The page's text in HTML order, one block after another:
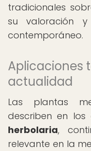
tradicionales
su valoración
contemporáneo.
Aplicaciones
actualidad
Las plantas
describen en los
herbolaria,
relevante en la